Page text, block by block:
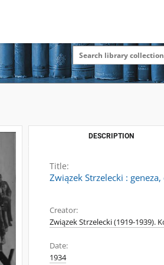
DESCRIPTION
Title:
Związek Strzelecki :
Creator:
Związek Strzelecki (1919-1939).
Date:
1934